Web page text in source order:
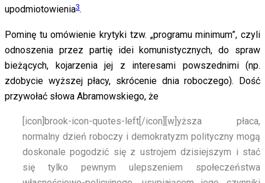
upodmiotowienia3.
Pominę tu omówienie krytyki tzw. „programu minimum”, czyli
odnoszenia przez partię idei komunistycznych, do spraw
bieżących, kojarzenia jej z interesami powszednimi (np.
zdobycie wyższej płacy, skrócenie dnia roboczego). Dość
przywołać słowa Abramowskiego, że
[icon]brook-icon-quotes-left[/icon] [w]yższa płaca,
normalny dzień roboczy i demokratyzm polityczny mogą
doskonale pogodzić się z ustrojem dzisiejszym i stać
się tylko pewnym ulepszeniem społeczeństwa